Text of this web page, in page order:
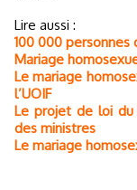
Lire aussi :
100 000 personnes
Mariage
Le mariage
l’UOIF
Le projet de loi du
des ministres
Le mariage